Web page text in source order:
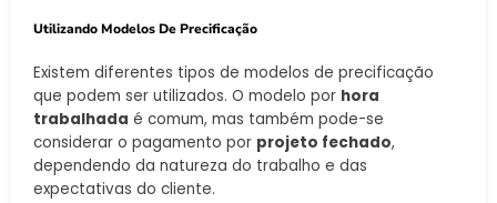
Utilizando Modelos De Precificação
Existem diferentes tipos de modelos de precificação
que podem ser utilizados. O modelo por hora
trabalhada é comum, mas também pode-se
considerar o pagamento por projeto fechado,
dependendo da natureza do trabalho e das
expectativas do cliente.